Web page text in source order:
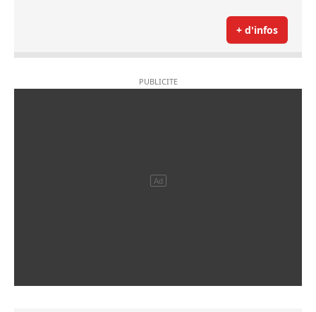
+ d'infos